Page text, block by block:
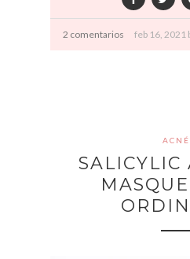
2 comentarios feb 16, 2021
ACNÉ
SALICYLIC